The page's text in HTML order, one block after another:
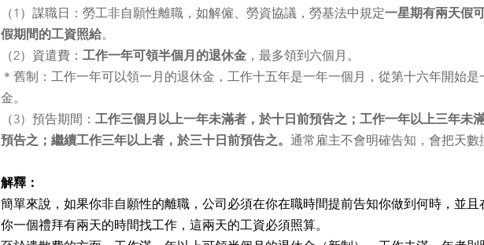
（1）謀職日：勞工非自願性離職，如解僱、勞資協議，勞基法中規定一星期有兩天假
假期間的工資照給。
（2）資遣費： 工作一年可領半個月的退休金 ，最多領到六個月。
＊舊制：工作一年可以領一月的退休金，工作十五年是一年一個月，從第十六年開始
金。
（3）預告期間： 工作三個月以上一年未滿者，於十日前預告之；工作一年以上三年未
預告之；繼續工作三年以上者，於三十日前預告之。 通常雇主不會明確告知，會把天數
解釋：
簡單來說，如果你非自願性的離職，公司必須在你在職時間提前告知你做到何時，並且
你一個禮拜有兩天的時間找工作，這兩天的工資必須照算。